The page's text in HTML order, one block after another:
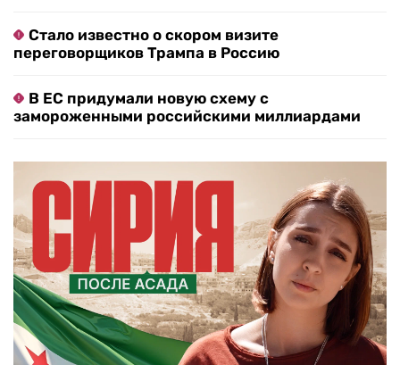
Стало известно о скором визите
переговорщиков Трампа в Россию
В ЕС придумали новую схему с
замороженными российскими миллиардами